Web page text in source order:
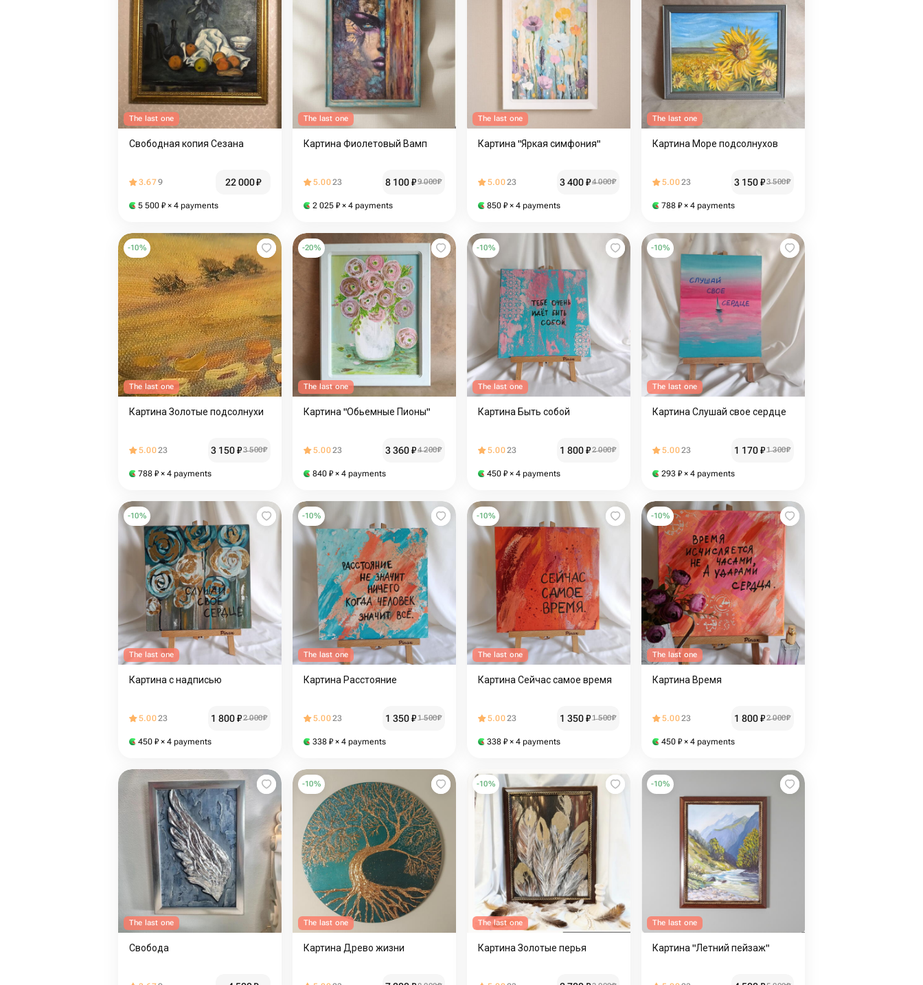
The last one
Свободная копия Сезана
3.679 22 000₽
5 500 ₽ × 4 payments
The last one
Картина Фиолетовый Вамп
5.0023 8 100₽9 000₽
2 025 ₽ × 4 payments
The last one
Картина "Яркая симфония"
5.0023 3 400₽4 000₽
850 ₽ × 4 payments
The last one
Картина Море подсолнухов
5.0023 3 150₽3 500₽
788 ₽ × 4 payments
-10%
The last one
Картина Золотые подсолнухи
5.0023 3 150₽3 500₽
788 ₽ × 4 payments
-20%
The last one
Картина "Обьемные Пионы"
5.0023 3 360₽4 200₽
840 ₽ × 4 payments
-10%
The last one
Картина Быть собой
5.0023 1 800₽2 000₽
450 ₽ × 4 payments
-10%
The last one
Картина Слушай свое сердце
5.0023 1 170₽1 300₽
293 ₽ × 4 payments
-10%
The last one
Картина с надписью
5.0023 1 800₽2 000₽
450 ₽ × 4 payments
-10%
The last one
Картина Расстояние
5.0023 1 350₽1 500₽
338 ₽ × 4 payments
-10%
The last one
Картина Сейчас самое время
5.0023 1 350₽1 500₽
338 ₽ × 4 payments
-10%
The last one
Картина Время
5.0023 1 800₽2 000₽
450 ₽ × 4 payments
The last one
Свобода
-10%
The last one
Картина Древо жизни
-10%
The last one
Картина Золотые перья
-10%
The last one
Картина "Летний пейзаж"